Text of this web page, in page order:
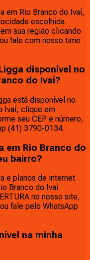
em Rio Branco do Ivaí,
escolhida.
sua região clicando
fale com nosso time
disponível no
do Ivaí?
está disponível no
Ivaí, clique em
seu CEP e número,
(41) 3790-0134.
em Rio Branco do
bairro?
e planos de internet
Branco do Ivaí
no nosso site,
fale pelo WhatsApp
na minha